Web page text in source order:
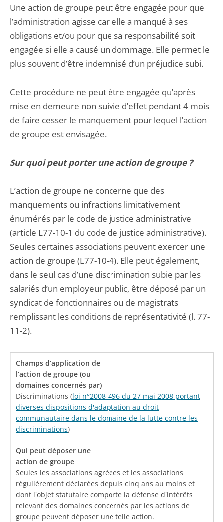
Une action de groupe peut être engagée pour que
l’administration agisse car elle a manqué à ses
obligations et/ou pour que sa responsabilité soit
engagée si elle a causé un dommage. Elle permet le
plus souvent d’être indemnisé d’un préjudice subi.
Cette procédure ne peut être engagée qu’après
mise en demeure non suivie d’effet pendant 4 mois
de faire cesser le manquement pour lequel l’action
de groupe est envisagée.
Sur quoi peut porter une action de groupe ?
L’action de groupe ne concerne que des
manquements ou infractions limitativement
énumérés par le code de justice administrative
(article L77-10-1 du code de justice administrative).
Seules certaines associations peuvent exercer une
action de groupe (L77-10-4). Elle peut également,
dans le seul cas d’une discrimination subie par les
salariés d’un employeur public, être déposé par un
syndicat de fonctionnaires ou de magistrats
remplissant les conditions de représentativité (l. 77-
11-2).
Discriminations (loi n°2008-496 du 27 mai 2008 portant
diverses dispositions d'adaptation au droit
communautaire dans le domaine de la lutte contre les
discriminations)
Seules les associations agréées et les associations
régulièrement déclarées depuis cinq ans au moins et
dont l'objet statutaire comporte la défense d'intérêts
relevant des domaines concernés par les actions de
groupe peuvent déposer une telle action.